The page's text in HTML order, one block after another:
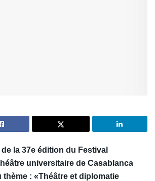
la 37e édition du Festival
universitaire de Casablanca
thème : «Théâtre et diplomatie